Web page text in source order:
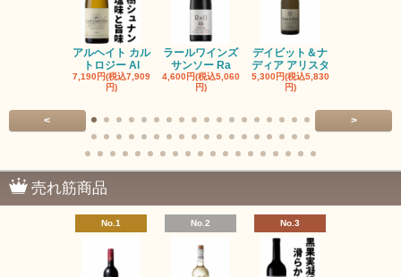
アルヘイト カル
トロジー Al
7,190円(税込7,909
円)
ラールワインズ
サンソー Ra
4,600円(税込5,060
円)
デイビット＆ナ
ディア アリスタ
5,300円(税込5,830
円)
< >
売れ筋商品
No.1 No.2 No.3